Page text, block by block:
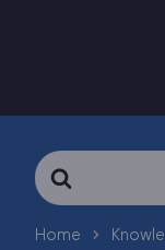
Search
For
Home